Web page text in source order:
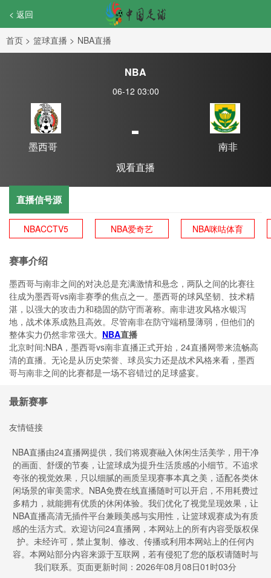
< 返回
首页 > 篮球直播 > NBA直播
NBA
06-12 03:00
墨西哥
-
南非
观看直播
直播信号源
NBACCTV5 NBA爱奇艺 NBA咪咕体育
赛事介绍
墨西哥与南非之间的对决总是充满激情和悬念，两队之间的比赛往
往成为墨西哥vs南非赛季的焦点之一。墨西哥的球风坚韧、技术精
湛，以强大的攻击力和稳固的防守而著称。南非进攻风格水银泻
地，战术体系成熟且高效。尽管南非在防守端稍显薄弱，但他们的
整体实力仍然非常强大。 NBA直播
北京时间:NBA，墨西哥vs南非直播正式开始，24直播网带来流畅高
清的直播。无论是从历史荣誉、球员实力还是战术风格来看，墨西
哥与南非之间的比赛都是一场不容错过的足球盛宴。
最新赛事
友情链接
NBA直播由24直播网提供，我们将观赛融入休闲生活美学，用干净
的画面、舒缓的节奏，让篮球成为提升生活质感的小细节。不追求
夸张的视觉效果，只以细腻的画质呈现赛事本真之美，适配各类休
闲场景的审美需求。NBA免费在线直播随时可以开启，不用耗费过
多精力，就能拥有优质的休闲体验。我们优化了视觉呈现效果，让
NBA直播高清无插件平台兼顾美感与实用性，让篮球观赛成为有质
感的生活方式。欢迎访问24直播网，本网站上的所有内容受版权保
护。未经许可，禁止复制、修改、传播或利用本网站上的任何内
容。本网站部分内容来源于互联网，若有侵犯了您的版权请随时与
我们联系。页面更新时间：2026年08月08日01时03分